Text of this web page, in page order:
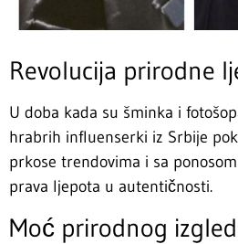
Revolucija prirodne
U doba kada su šminka i
hrabrih influenserki iz Srbije
prkose trendovima i sa
prava ljepota u autentičnosti.
Moć prirodnog